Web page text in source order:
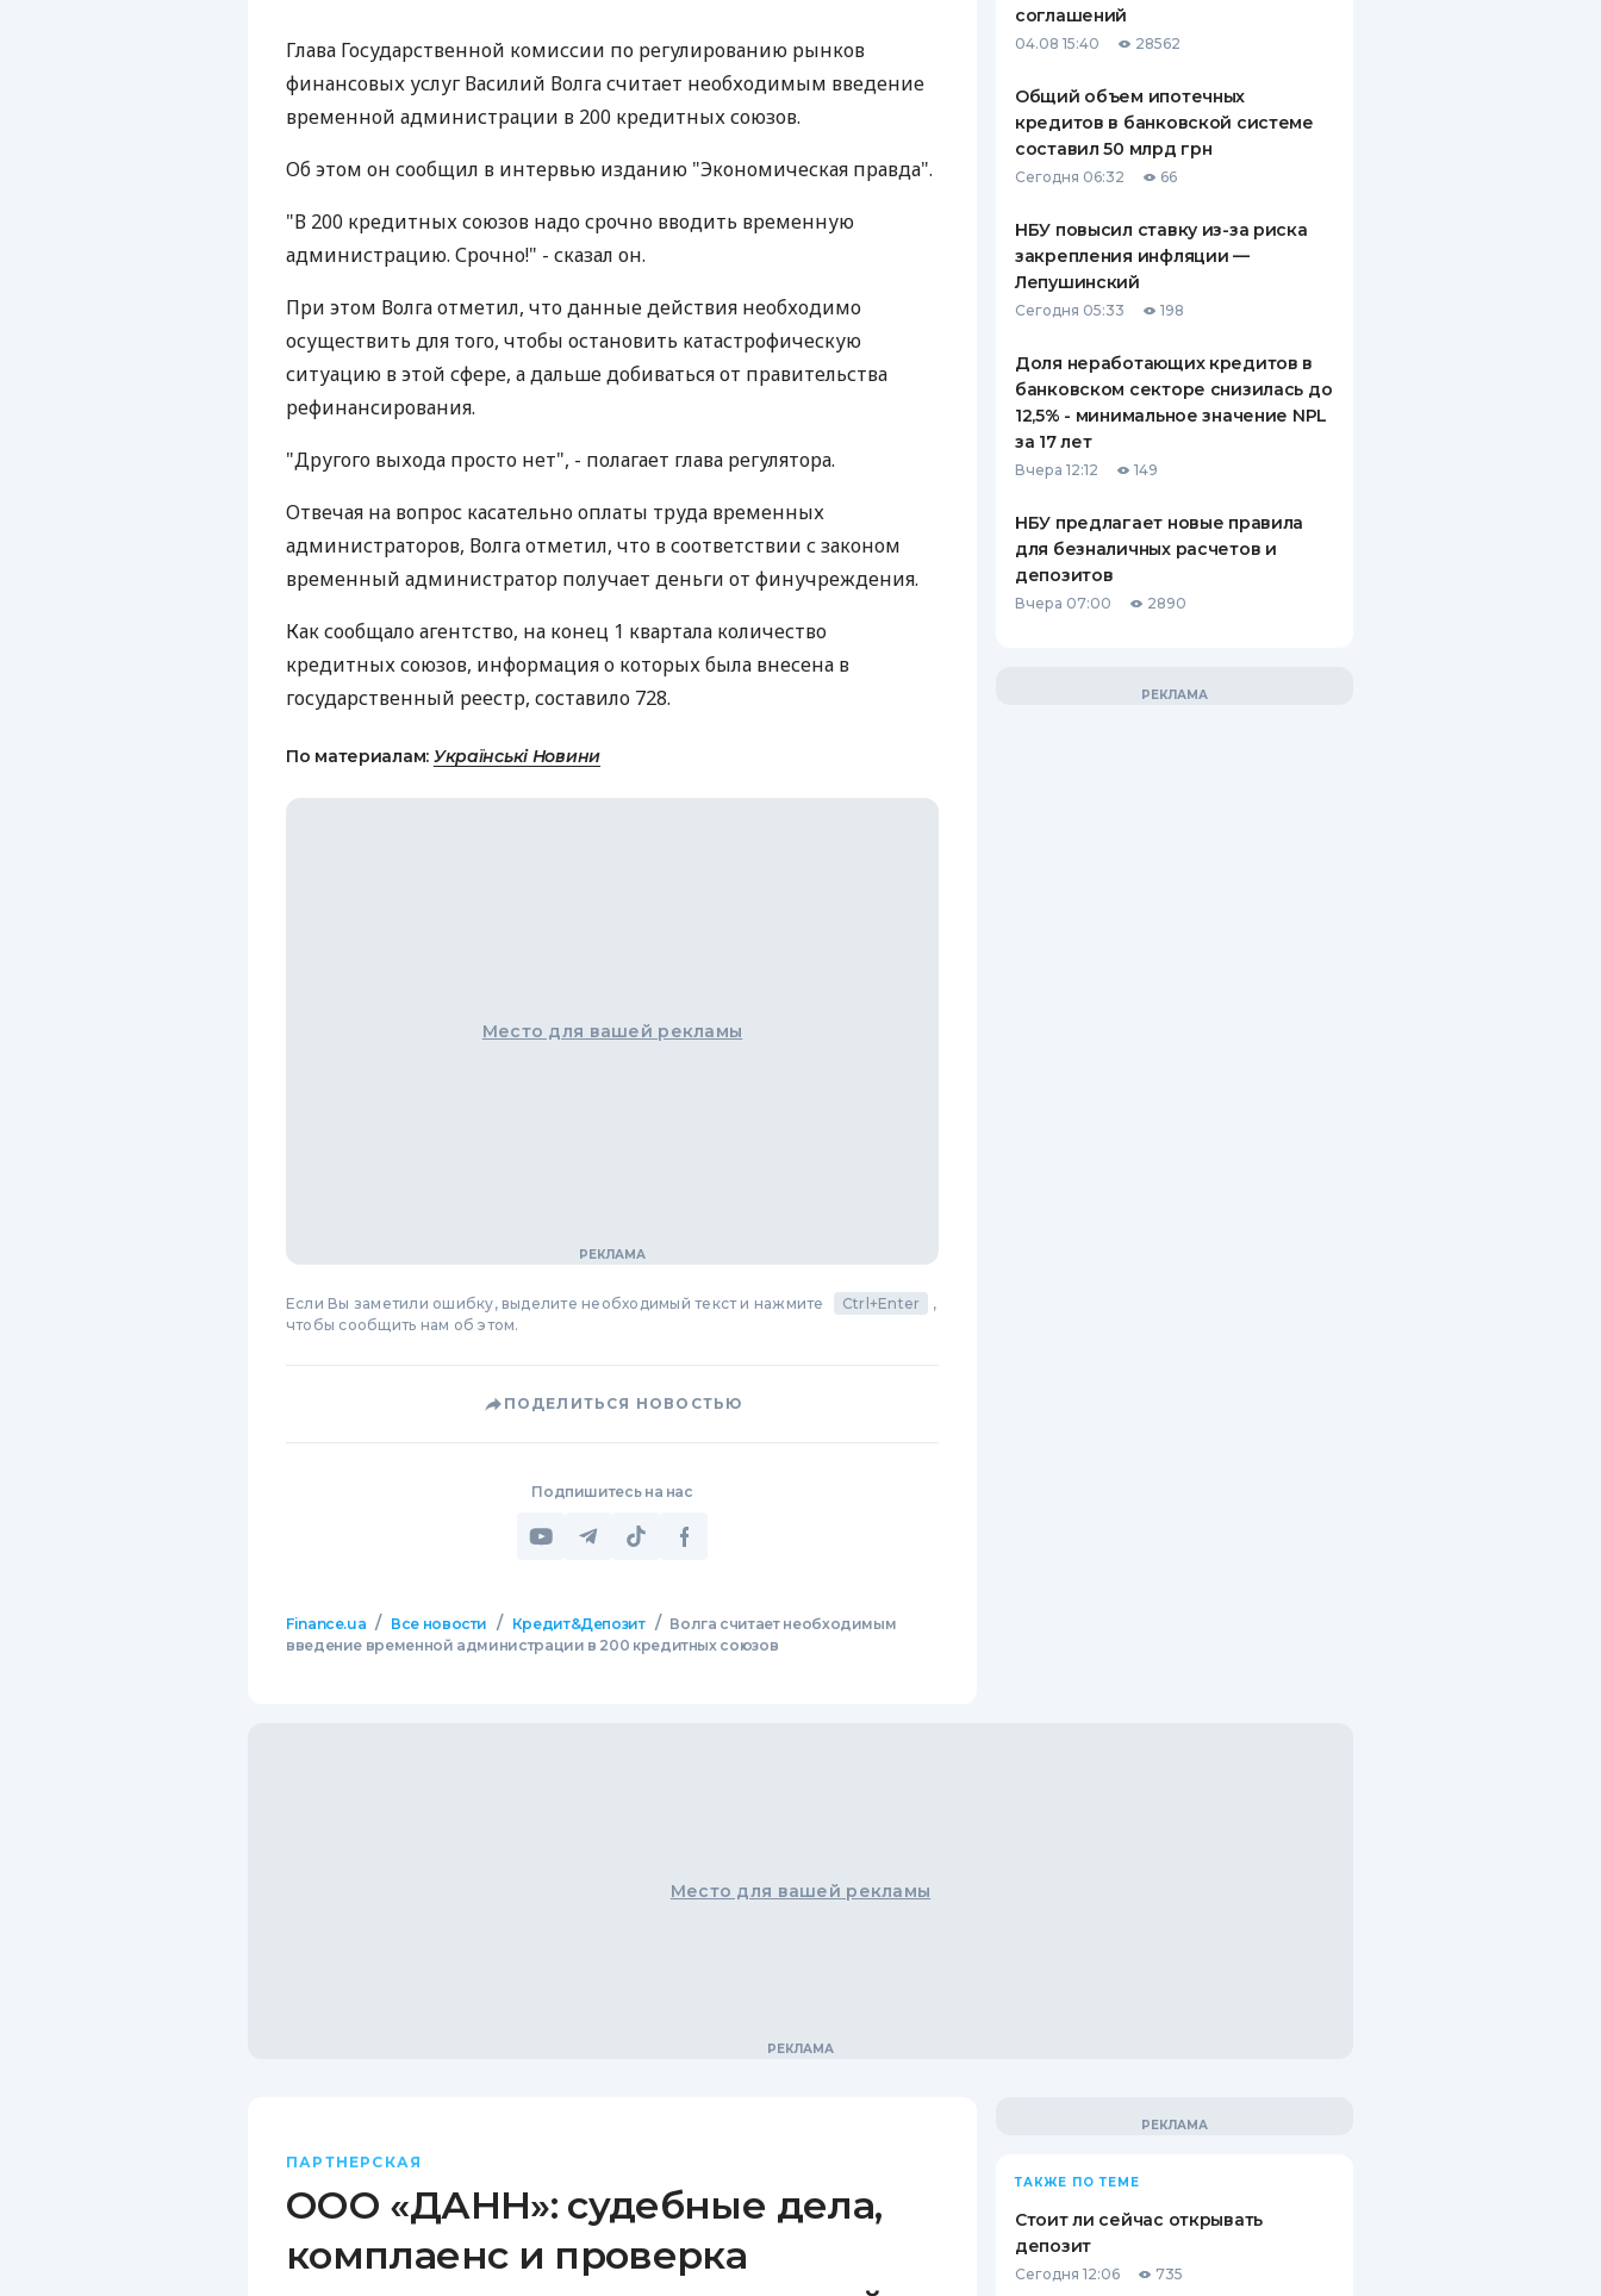
КЕШБЭКА
ПУТЕВОДИТЕЛИ ПО
ВСЕ СТРАХОВЫЕ ПОЛИСЫ
СТРАХОВЫЕ КОМПАНИИ
КОМПАНИЯХ
ДОСТАВКА И ОПЛАТА
КОНТАКТЫ
Глава Государственной комиссии по регулированию рынков
финансовых услуг Василий Волга считает необходимым введение
временной администрации в 200 кредитных союзов.
Об этом он сообщил в интервью изданию "Экономическая правда".
"В 200 кредитных союзов надо срочно вводить временную
администрацию. Срочно!" - сказал он.
При этом Волга отметил, что данные действия необходимо
осуществить для того, чтобы остановить катастрофическую
ситуацию в этой сфере, а дальше добиваться от правительства
рефинансирования.
"Другого выхода просто нет", - полагает глава регулятора.
Отвечая на вопрос касательно оплаты труда временных
администраторов, Волга отметил, что в соответствии с законом
временный администратор получает деньги от финучреждения.
Как сообщало агентство, на конец 1 квартала количество
кредитных союзов, информация о которых была внесена в
государственный реестр, составило 728.
По материалам: Українські Новини
Место для вашей рекламы
Если Вы заметили ошибку, выделите необходимый текст и нажмите Ctrl+Enter
,
чтобы сообщить нам об этом.
ПОДЕЛИТЬСЯ НОВОСТЬЮ
Подпишитесь на нас
Finance.ua / Все новости / Кредит&Депозит / Волга считает необходимым
введение временной администрации в 200 кредитных союзов
соглашений
04.08 15:40 28562
Общий объем ипотечных
кредитов в банковской системе
составил 50 млрд грн
Сегодня 06:32 66
НБУ повысил ставку из-за риска
закрепления инфляции —
Лепушинский
Сегодня 05:33 198
Доля неработающих кредитов в
банковском секторе снизилась до
12,5% - минимальное значение NPL
за 17 лет
Вчера 12:12 149
НБУ предлагает новые правила
для безналичных расчетов и
депозитов
Вчера 07:00 2890
Место для вашей рекламы
ПАРТНЕРСКАЯ
ООО «ДАНН»: судебные дела,
комплаенс и проверка
ТАКЖЕ ПО ТЕМЕ
Стоит ли сейчас открывать
депозит
Сегодня 12:06 735